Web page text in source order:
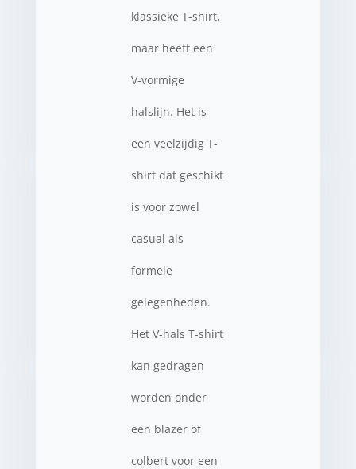
klassieke T-shirt,
maar heeft een
V-vormige
halslijn. Het is
een veelzijdig T-
shirt dat geschikt
is voor zowel
casual als
formele
gelegenheden.
Het V-hals T-shirt
kan gedragen
worden onder
een blazer of
colbert voor een